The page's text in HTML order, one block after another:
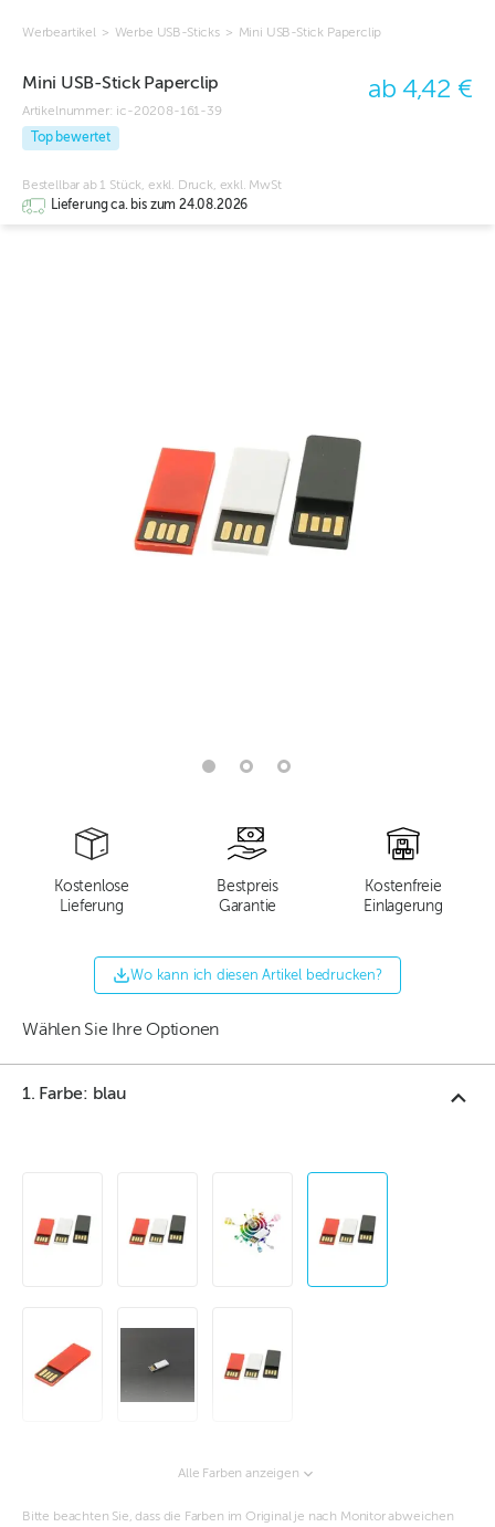
Werbeartikel > Werbe USB-Sticks > Mini USB-Stick Paperclip
Mini USB-Stick Paperclip
Artikelnummer: ic-20208-161-39
Top bewertet
ab 4,42 €
Bestellbar ab 1 Stück, exkl. Druck, exkl. MwSt
Lieferung ca. bis zum 24.08.2026
Kostenlose
Lieferung
Bestpreis
Garantie
Kostenfreie
Einlagerung
Wo kann ich diesen Artikel bedrucken?
Wählen Sie Ihre Optionen
1. Farbe: blau
Alle Farben anzeigen
Bitte beachten Sie, dass die Farben im Original je nach Monitor abweichen